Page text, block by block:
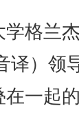
学格兰
译）
在一起